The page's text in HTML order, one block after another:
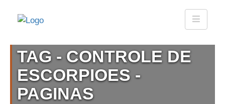
TAG - CONTROLE DE
ESCORPIOES -
PAGINAS